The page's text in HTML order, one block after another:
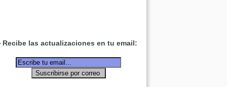
las actualizaciones en tu email: